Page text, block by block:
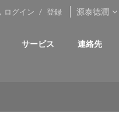
ログイン / 登録 源泰徳潤
サービス 連絡先